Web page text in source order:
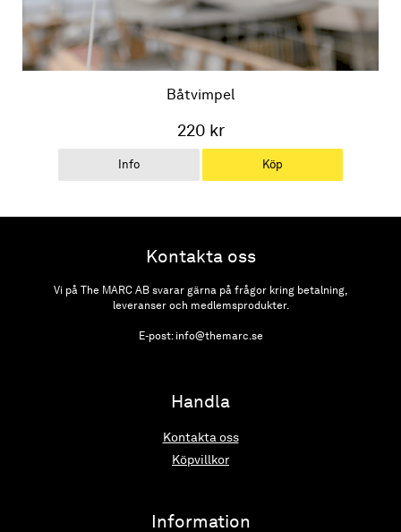
Båtvimpel
220 kr
Info Köp
Kontakta oss
Vi på The MARC AB svarar gärna på frågor kring betalning,
leveranser och medlemsprodukter.
E-post: info@themarc.se
Handla
Kontakta oss
Köpvillkor
Information